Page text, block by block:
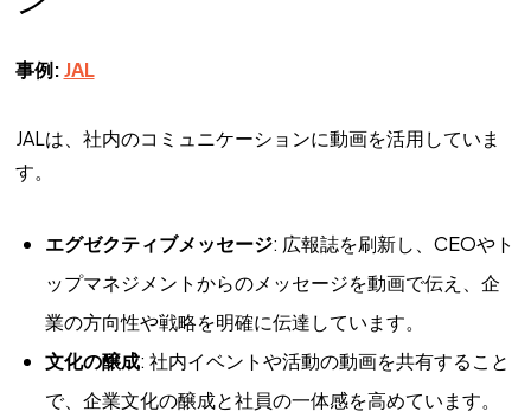
事例:JAL
JALは、社内のコミュニケーションに動画を活用していま
す。
エグゼクティブメッセージ: 広報誌を刷新し、CEOやト
ップマネジメントからのメッセージを動画で伝え、企
業の方向性や戦略を明確に伝達しています。
文化の醸成: 社内イベントや活動の動画を共有すること
で、企業文化の醸成と社員の一体感を高めています。